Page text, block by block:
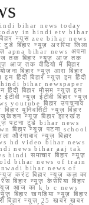
bihar news today
in hindi etv bihar
न्यूस zee bihar news
बिहार न्यूज़ अररिया जिला
apna bihar news अपना
तक बिहार न्यूज़ आज तक
आज तक वीडियो में बिहार
बिहार न्यूज़ आरा बिहार
हिंदी बिहार न्यूज़ इन हिंदी
hindi bihar newspaper
हिंदी बिहार मौसम न्यूज़ इन
न्यूज़ ईटीवी बिहार न्यूज़
youtube बिहार उपचुनाव
यूनिवर्सिटी न्यूज़ बिहार
न्यूज़ बिहार झारखंड
न्यूज़ पटना टुडे bihar news
बिहार न्यूज़ पटना school
औरंगाबाद न्यूज़ बिहार
hd video bihar news
news bihar aaj tak
समाचार बिहार न्यूज़
bihar news of train
bihar news of
करंट बिहार न्यूज़ कल का
बिहार न्यूज़ केसरिया बिहार
न्यूज़ आज का k b c news
बिहार खगड़िया न्यूज़ बिहार
बिहार न्यूज़ 25 खबर खबर